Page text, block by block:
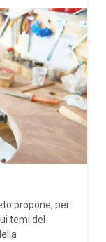
propone, per
temi del